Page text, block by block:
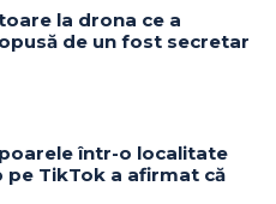
la drona ce a
de un fost secretar
într-o localitate
pe TikTok a afirmat că